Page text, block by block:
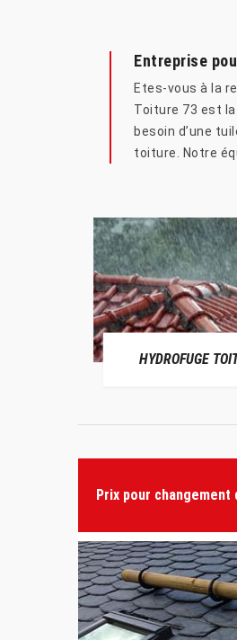
Entreprise
Etes-vous à la
Toiture 73 est
besoin d’une
toiture. Notre
HYDROFUGE
Prix pour changement